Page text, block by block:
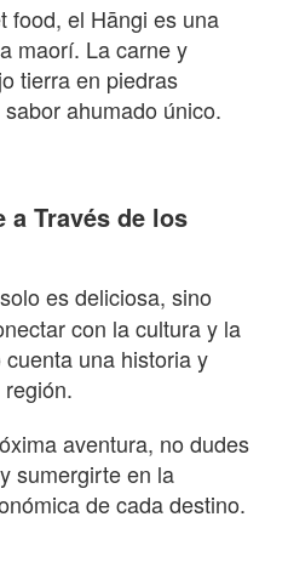
food, el Hāngi es una
maorí. La carne y
tierra en piedras
ahumado único.
a Través de los
es deliciosa, sino
con la cultura y la
una historia y
aventura, no dudes
sumergirte en la
de cada destino.